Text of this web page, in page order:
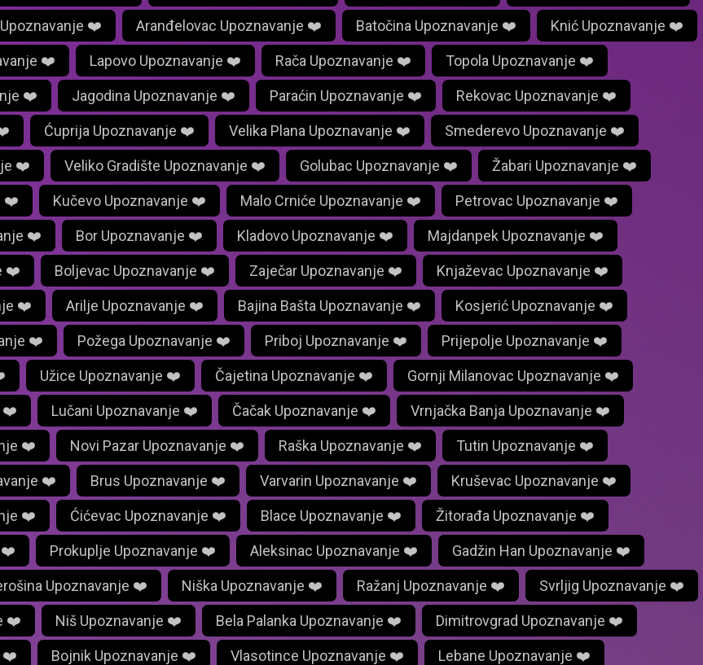
Upoznavanje ❤️ Aranđelovac Upoznavanje ❤️ Batočina Upoznavanje ❤️ Knić Upoznavanje ❤️
❤️ Lapovo Upoznavanje ❤️ Rača Upoznavanje ❤️ Topola Upoznavanje ❤️
❤️ Jagodina Upoznavanje ❤️ Paraćin Upoznavanje ❤️ Rekovac Upoznavanje ❤️
Ćuprija Upoznavanje ❤️ Velika Plana Upoznavanje ❤️ Smederevo Upoznavanje ❤️
❤️ Veliko Gradište Upoznavanje ❤️ Golubac Upoznavanje ❤️ Žabari Upoznavanje ❤️
❤️ Kučevo Upoznavanje ❤️ Malo Crniće Upoznavanje ❤️ Petrovac Upoznavanje ❤️
❤️ Bor Upoznavanje ❤️ Kladovo Upoznavanje ❤️ Majdanpek Upoznavanje ❤️
❤️ Boljevac Upoznavanje ❤️ Zaječar Upoznavanje ❤️ Knjaževac Upoznavanje ❤️
❤️ Arilje Upoznavanje ❤️ Bajina Bašta Upoznavanje ❤️ Kosjerić Upoznavanje ❤️
❤️ Požega Upoznavanje ❤️ Priboj Upoznavanje ❤️ Prijepolje Upoznavanje ❤️
Užice Upoznavanje ❤️ Čajetina Upoznavanje ❤️ Gornji Milanovac Upoznavanje ❤️
❤️ Lučani Upoznavanje ❤️ Čačak Upoznavanje ❤️ Vrnjačka Banja Upoznavanje ❤️
❤️ Novi Pazar Upoznavanje ❤️ Raška Upoznavanje ❤️ Tutin Upoznavanje ❤️
❤️ Brus Upoznavanje ❤️ Varvarin Upoznavanje ❤️ Kruševac Upoznavanje ❤️
❤️ Ćićevac Upoznavanje ❤️ Blace Upoznavanje ❤️ Žitorađa Upoznavanje ❤️
❤️ Prokuplje Upoznavanje ❤️ Aleksinac Upoznavanje ❤️ Gadžin Han Upoznavanje ❤️
Upoznavanje ❤️ Niška Upoznavanje ❤️ Ražanj Upoznavanje ❤️ Svrljig Upoznavanje ❤️
❤️ Niš Upoznavanje ❤️ Bela Palanka Upoznavanje ❤️ Dimitrovgrad Upoznavanje ❤️
❤️ Bojnik Upoznavanje ❤️ Vlasotince Upoznavanje ❤️ Lebane Upoznavanje ❤️